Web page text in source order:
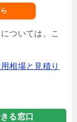
ついては、こ
相場と見積り
る窓口